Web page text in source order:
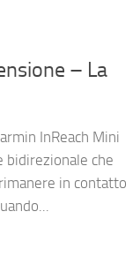
– La
InReach Mini
bidirezionale che
in contatto